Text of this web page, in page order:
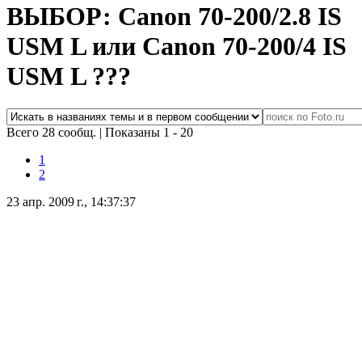
ВЫБОР: Canon 70-200/2.8 IS
USM L или Canon 70-200/4 IS
USM L ???
Всего 28 сообщ. | Показаны 1 - 20
1
2
23 апр. 2009 г., 14:37:37